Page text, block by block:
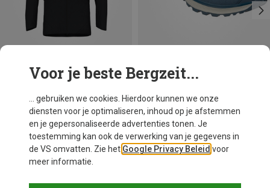
Je bespaart 15% Je bespaart tot 23%
Voor je beste Bergzeit...
... gebruiken we cookies. Hierdoor kunnen we onze
diensten voor je optimaliseren, inhoud op je afstemmen
en je gepersonaliseerde advertenties tonen. Je
toestemming kan ook de verwerking van je gegevens in
de VS omvatten. Zie het Google Privacy Beleid voor
meer informatie.